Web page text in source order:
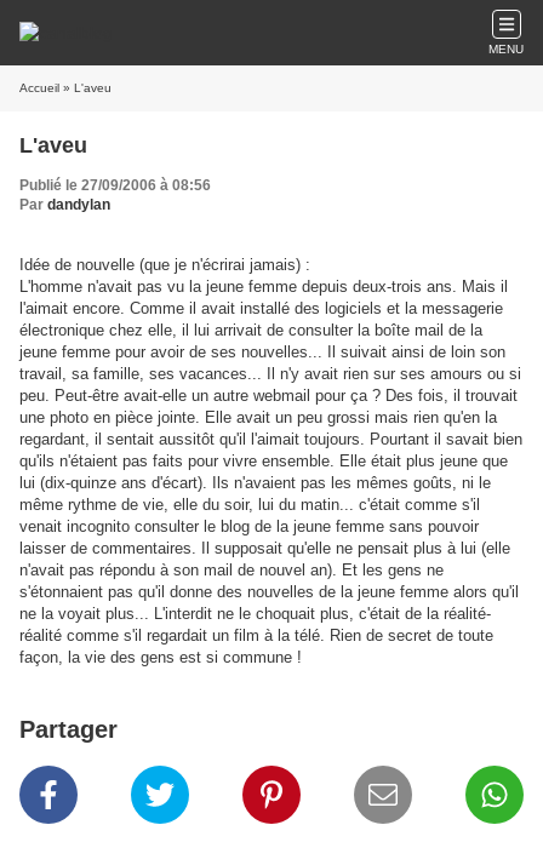
MENU
Accueil » L'aveu
L'aveu
Publié le 27/09/2006 à 08:56
Par dandylan
Idée de nouvelle (que je n'écrirai jamais) :
L'homme n'avait pas vu la jeune femme depuis deux-trois ans. Mais il
l'aimait encore. Comme il avait installé des logiciels et la messagerie
électronique chez elle, il lui arrivait de consulter la boîte mail de la
jeune femme pour avoir de ses nouvelles... Il suivait ainsi de loin son
travail, sa famille, ses vacances... Il n'y avait rien sur ses amours ou si
peu. Peut-être avait-elle un autre webmail pour ça ? Des fois, il trouvait
une photo en pièce jointe. Elle avait un peu grossi mais rien qu'en la
regardant, il sentait aussitôt qu'il l'aimait toujours. Pourtant il savait bien
qu'ils n'étaient pas faits pour vivre ensemble. Elle était plus jeune que
lui (dix-quinze ans d'écart). Ils n'avaient pas les mêmes goûts, ni le
même rythme de vie, elle du soir, lui du matin... c'était comme s'il
venait incognito consulter le blog de la jeune femme sans pouvoir
laisser de commentaires. Il supposait qu'elle ne pensait plus à lui (elle
n'avait pas répondu à son mail de nouvel an). Et les gens ne
s'étonnaient pas qu'il donne des nouvelles de la jeune femme alors qu'il
ne la voyait plus... L'interdit ne le choquait plus, c'était de la réalité-
réalité comme s'il regardait un film à la télé. Rien de secret de toute
façon, la vie des gens est si commune !
Partager